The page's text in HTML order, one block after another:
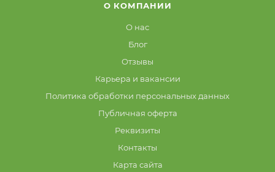
О КОМПАНИИ
О нас
Блог
Отзывы
Карьера и вакансии
Политика обработки персональных данных
Публичная оферта
Реквизиты
Контакты
Карта сайта